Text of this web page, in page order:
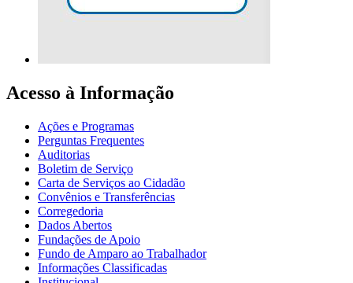
Acesso à Informação
Ações e Programas
Perguntas Frequentes
Auditorias
Boletim de Serviço
Carta de Serviços ao Cidadão
Convênios e Transferências
Corregedoria
Dados Abertos
Fundações de Apoio
Fundo de Amparo ao Trabalhador
Informações Classificadas